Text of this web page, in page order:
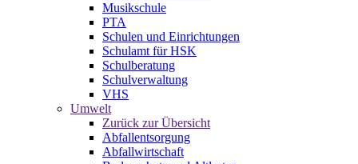
Musikschule
PTA
Schulen und Einrichtungen
Schulamt für HSK
Schulberatung
Schulverwaltung
VHS
Umwelt
Zurück zur Übersicht
Abfallentsorgung
Abfallwirtschaft